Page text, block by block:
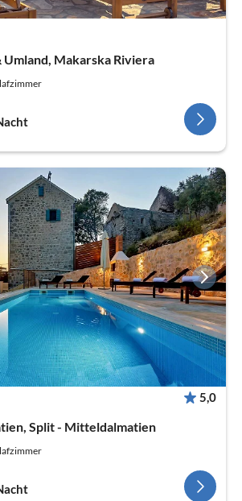
Umland, Makarska Riviera
5,0
Split - Mitteldalmatien